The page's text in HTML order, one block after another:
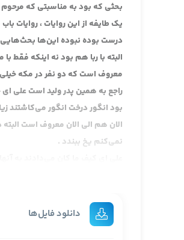
بحثی که بود به مناسبتی که
یک طایفه از این روایات ، روایات
درست بوده نبوده این‌ها
البته با ربا هم بود نه اینکه فقط
معروف است که دو نفر در مکه
راجع به همین پدر ولید است علی
بود انگور درخت انگور می‌کاشتند
الان هم الی الان معروف است
نمی‌کنم یخ ببندد .
از کسان اساسی است که در تاریخ
عمرو عاص است که اخیرا خوب جمع
دانلود فایل‌ها